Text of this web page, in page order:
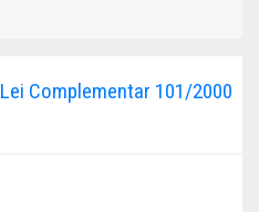
Lei Complementar 101/2000